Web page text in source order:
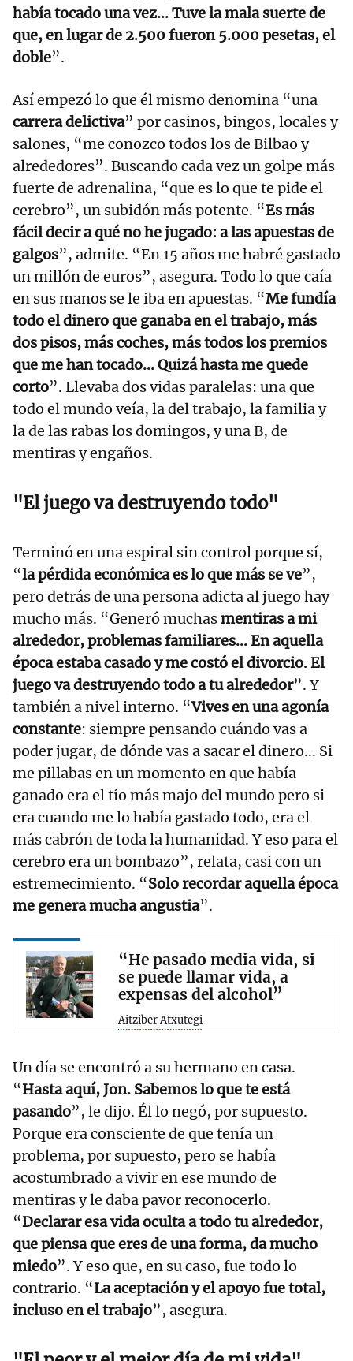
había tocado una vez... Tuve la mala suerte de
que, en lugar de 2.500 fueron 5.000 pesetas, el
doble”.
Así empezó lo que él mismo denomina “una
carrera delictiva” por casinos, bingos, locales y
salones, “me conozco todos los de Bilbao y
alrededores”. Buscando cada vez un golpe más
fuerte de adrenalina, “que es lo que te pide el
cerebro”, un subidón más potente. “Es más
fácil decir a qué no he jugado: a las apuestas de
galgos”, admite. “En 15 años me habré gastado
un millón de euros”, asegura. Todo lo que caía
en sus manos se le iba en apuestas. “Me fundía
todo el dinero que ganaba en el trabajo, más
dos pisos, más coches, más todos los premios
que me han tocado... Quizá hasta me quede
corto”. Llevaba dos vidas paralelas: una que
todo el mundo veía, la del trabajo, la familia y
la de las rabas los domingos, y una B, de
mentiras y engaños.
"El juego va destruyendo todo"
Terminó en una espiral sin control porque sí,
“la pérdida económica es lo que más se ve”,
pero detrás de una persona adicta al juego hay
mucho más. “Generó muchasmentiras a mi
alrededor, problemas familiares... En aquella
época estaba casado y me costó el divorcio. El
juego va destruyendo todo a tu alrededor”. Y
también a nivel interno. “Vives en una agonía
constante: siempre pensando cuándo vas a
poder jugar, de dónde vas a sacar el dinero... Si
me pillabas en un momento en que había
ganado era el tío más majo del mundo pero si
era cuando me lo había gastado todo, era el
más cabrón de toda la humanidad. Y eso para el
cerebro era un bombazo”, relata, casi con un
estremecimiento. “Solo recordar aquella época
me genera mucha angustia”.
“He pasado media vida, si
se puede llamar vida, a
expensas del alcohol”
Aitziber Atxutegi
Un día se encontró a su hermano en casa.
“Hasta aquí, Jon. Sabemos lo que te está
pasando”, le dijo. Él lo negó, por supuesto.
Porque era consciente de que tenía un
problema, por supuesto, pero se había
acostumbrado a vivir en ese mundo de
mentiras y le daba pavor reconocerlo.
“Declarar esa vida oculta a todo tu alrededor,
que piensa que eres de una forma, da mucho
miedo”. Y eso que, en su caso, fue todo lo
contrario. “La aceptación y el apoyo fue total,
incluso en el trabajo”, asegura.